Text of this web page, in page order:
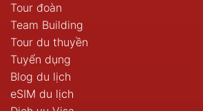
Tour đoàn
Team Building
Tour du thuyền
Tuyển dụng
Blog du lịch
eSIM du lịch